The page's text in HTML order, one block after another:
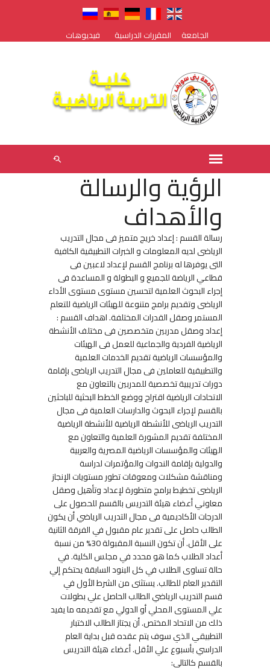
الجامعة المقررات الدراسية فيديوهات
الرؤية والرسالة
والأهداف
رسالة القسم : إعداد خريج متميز فى مجال التدريب
الرياضى لديه المعلومات و الخبرات التطبيقية الكافية
التى يوفرها له برنامج القسم لإعداد لاعبين فى
قطاعي الرياضة للجميع و البطولة و المساعدة فى
إجراء البحوث العلمية لتحسين مستوى مستوى الأداء
الرياضى وتقديم برامج متنوعة للهيئات الرياضية للتعلم
المستمر وصقل القدرات المختلفة. اهداف القسم :
إعداد وصقل مدربين متخصصين فى مختلف الأنشطة
الرياضية الفردية والجماعية للعمل فى الهيئات
والمؤسسات الرياضية تقديم الخدمات العلمية
والتطبيقية للعاملين فى مجال التدريب الرياضى بإقامة
دورات تدريبية تخصصية للمدربين بالتعاون مع
الاتحادات الرياضية اقتراح ووضع الخطط البحثية للباحثين
بالقسم لإجراء البحوث والدارسات العلمية فى مجال
التدريب الرياضى للأنشطة الرياضية للأنشطة الرياضية
المختلفة تقديم المشورة العلمية والتعاون مع
الهيئات والمؤسسات الرياضية المصرية والعربية
والدولية بإقامة الندوات والمؤتمرات لدراسة
ومناقشة مشكلات ومعوقات تطور مستويات الإنجاز
الرياضى تخطيط برامج متطورة لإعداد وتأهيل وصقل
معاوني أعضاء هيئة التدريس بالقسم للحصول على
الدرجات الأكاديمية فى مجال التدريب الرياضي أن يكون
الطالب حاصل على تقدير عام مقبول في الفرقة الثانية
على الأقل. أن تكون النسبة المقبولة 30% من نسبة
أعداد الطلاب كما هو محدد في مجلس الكلية. في
حالة تساوى الطلاب في كل البنود السابقة يحتكم إلي
التقدير العام للطالب. يستثنى من الشرط الأول في
قسم التدريب الرياضي الطالب الحاصل علي بطولات
علي المستوى المحلي أو الدولي مع تقديمه ما يفيد
ذلك من الاتحاد المختص. أن يجتاز الطالب الاختبار
التطبيقي الذي سوف يتم عقده قبل بداية العام
الدراسي بأسبوع علي الأقل. أعضاء هيئة التدريس
بالقسم كالتالى: